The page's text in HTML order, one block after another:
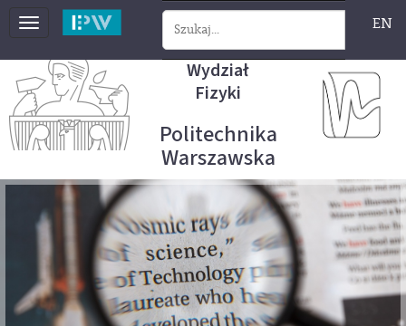
Toggle
EN
Wydział
Fizyki
Politechnika
Warszawska